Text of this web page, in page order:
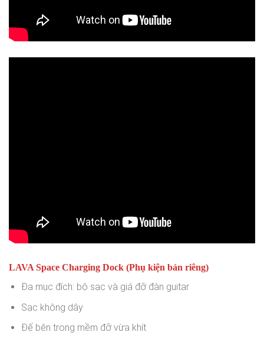
LAVA Space Charging Dock (Phụ kiện bán riêng)
Đa mục đích: bộ sạc và giá đỡ đàn guitar
Sạc không dây
Đế bên trong mềm đỡ vừa khít